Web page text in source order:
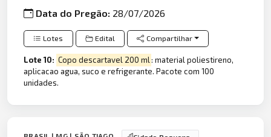
Data do Pregão: 28/07/2026
Lotes Edital Compartilhar
Lote 10: Copo descartavel 200 ml: material poliestireno,
aplicacao agua, suco e refrigerante. Pacote com 100
unidades.